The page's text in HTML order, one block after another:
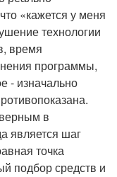
«кажется у меня
технологии
время
программы,
- изначально
в
является шаг
точка
подбор средств и